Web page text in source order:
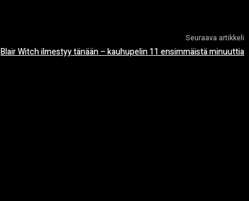
Seuraava artikkeli
Blair Witch ilmestyy tänään – kauhupelin 11 ensimmäistä minuuttia